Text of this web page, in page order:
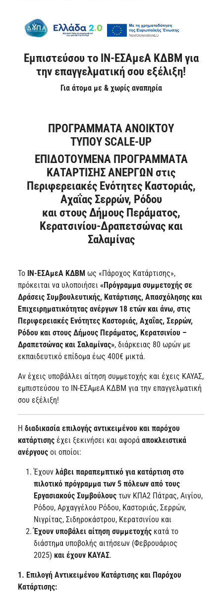
Εμπιστεύσου το ΙΝ-ΕΣΑμεΑ ΚΔΒΜ για
την επαγγελματική σου εξέλιξη!
Για άτομα με & χωρίς αναπηρία
ΠΡΟΓΡΑΜΜΑΤΑ ΑΝΟΙΚΤΟΥ
ΤΥΠΟΥSCALE-UP
ΕΠΙΔΟΤΟΥΜΕΝΑ ΠΡΟΓΡΑΜΜΑΤΑ
ΚΑΤΑΡΤΙΣΗΣ ΑΝΕΡΓΩΝ στις
Περιφερειακές Ενότητες Καστοριάς,
Αχαΐας Σερρών, Ρόδου
και στους Δήμους Περάματος,
Κερατσινίου-Δραπετσώνας και
Σαλαμίνας
To ΙΝ-ΕΣΑμεΑ ΚΔΒΜ ως «Πάροχος Κατάρτισης»,
πρόκειται να υλοποιήσει «Πρόγραμμα συμμετοχής σε
Δράσεις Συμβουλευτικής, Κατάρτισης, Απασχόλησης και
Επιχειρηματικότητας ανέργων 18 ετών και άνω, στις
Περιφερειακές Ενότητες Καστοριάς, Αχαΐας, Σερρών,
Ρόδου και στους Δήμους Περάματος, Κερατσινίου –
Δραπετσώνας και Σαλαμίνας», διάρκειας 80 ωρών με
εκπαιδευτικό επίδομα έως 400€ μικτά.
Αν έχεις υποβάλλει αίτηση συμμετοχής και έχεις ΚΑΥΑΣ,
εμπιστεύσου το ΙΝ-ΕΣΑμεΑ ΚΔΒΜ για την επαγγελματική
σου εξέλιξη!
Η διαδικασία επιλογής αντικειμένου και παρόχου
κατάρτισης έχει ξεκινήσει και αφορά αποκλειστικά
ανέργους οι οποίοι:
Έχουν λάβει παραπεμπτικό για κατάρτιση στο
πιλοτικό πρόγραμμα των 5 πόλεων από τους
Εργασιακούς Συμβούλους των ΚΠΑ2 Πάτρας, Αιγίου,
Ρόδου, Αρχαγγέλου Ρόδου, Καστοριάς, Σερρών,
Νιγρίτας, Σιδηροκάστρου, Κερατσινίου και
Έχουν υποβάλει αίτηση συμμετοχής κατά το
διάστημα υποβολής αιτήσεων (Φεβρουάριος
2025) και έχουν ΚΑΥΑΣ.
1. Επιλογή Αντικειμένου Κατάρτισης και Παρόχου
Κατάρτισης: